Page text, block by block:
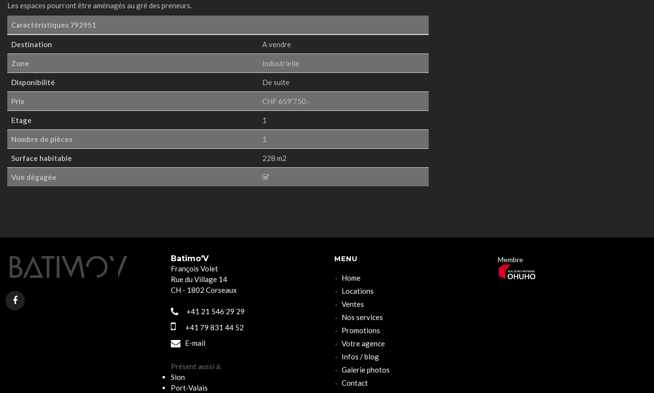
Les espaces pourront être aménagés au gré des preneurs.
Caractéristiques 792951
Destination A vendre
Zone Industrielle
Disponibilité De suite
Prix CHF 659'750.-
Etage 1
Nombre de pièces 1
Surface habitable 228 m2
Vue dégagée
Membre
MENU
Home
Locations
Ventes
Nos services
Promotions
Votre agence
Infos / blog
Galerie photos
Contact
Batimo'V
François Volet
Rue du Village 14
CH - 1802 Corseaux
+41 21 546 29 29
+41 79 831 44 52
E-mail
Présent aussi à:
Sion
Port-Valais